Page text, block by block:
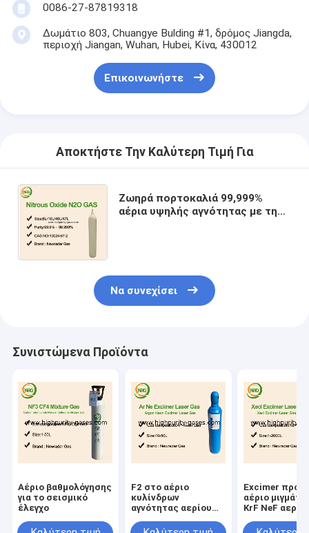
0086-27-87819318
Δωμάτιο 803, Chuangye Bulding #1, δρόμος Jiangda,
περιοχή Jiangan, Wuhan, Hubei, Κίνα, 430012
Επικοινωνήστε
Αποκτήστε Την Καλύτερη Τιμή Για
Ζωηρά πορτοκαλιά 99,999%
αέρια υψηλής αγνότητας με τη
Να συνεχίσει
Συνιστώμενα Προϊόντα
Αέριο βαθμολόγησης
για το σεισμικό
έλεγχο
F2 στο αέριο
κυλίνδρων
αγνότητας αερίου
αερίου νέου
Excimer
αέριο
KrF NeF